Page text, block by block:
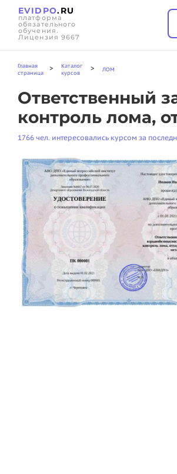
EVIDPO.RU
платформа
обязательного
обучения.
Лицензия 9667
Главная
страница
>
Каталог
курсов
> ЛОМ
Ответственный
контроль лома,
1766 чел. интересовались курсом за